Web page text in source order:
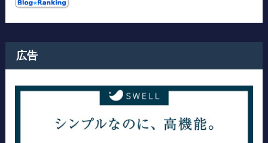
広告